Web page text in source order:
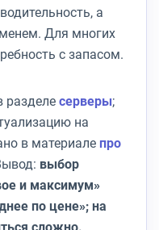
а
Для многих
с запасом.
разделе серверы;
на
в материале про
выбор
и максимум»
по цене»; на
сложно.